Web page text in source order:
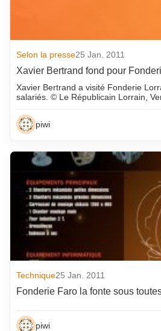
Selon la presse25 Jan. 2011
Xavier Bertrand fond pour
Xavier Bertrand a visité Fonderie
salariés. © Le Républicain Lorrain,
piwi
Technique25 Jan. 2011
Fonderie Faro la fonte sous
piwi